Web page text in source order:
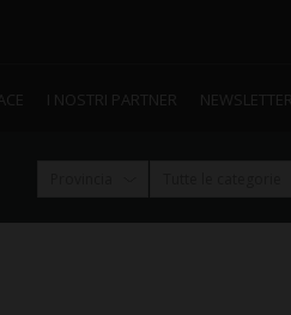
I NOSTRI PARTNER NEWSLETTER